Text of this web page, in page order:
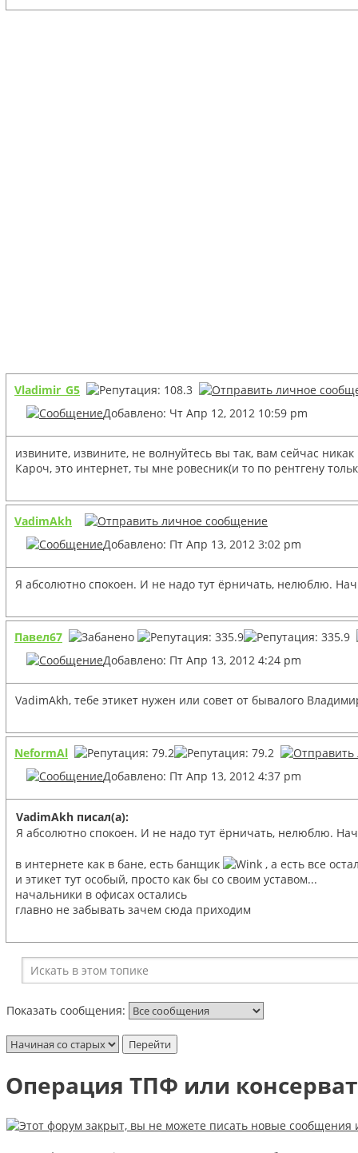
Vladimir_G5
Добавлено: Чт Апр 12, 2012 10:59 pm
извините, извините, не волнуйтесь вы так, вам сейчас
Кароч, это интернет, ты мне ровесник(и то по рентгену
VadimAkh
Добавлено: Пт Апр 13, 2012 3:02 pm
Я абсолютно спокоен. И не надо тут ёрничать, нелюблю.
Павел67
Добавлено: Пт Апр 13, 2012 4:24 pm
VadimAkh, тебе этикет нужен или совет от бывалого
NeformAl
Добавлено: Пт Апр 13, 2012 4:37 pm
VadimAkh писал(а):
Я абсолютно спокоен. И не надо тут ёрничать, нелюблю.
в интернете как в бане, есть банщик
, а есть все
и этикет тут особый, просто как бы со своим уставом...
начальники в офисах остались
главно не забывать зачем сюда приходим
Показать сообщения:
Операция ТПФ или